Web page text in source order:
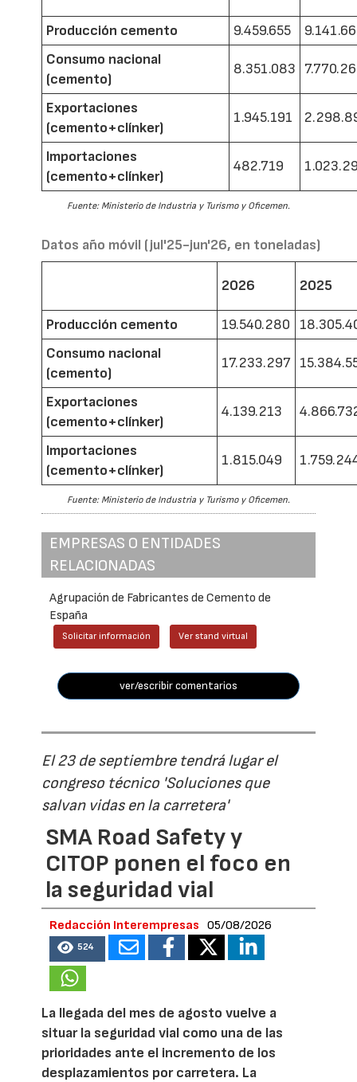
Producción cemento 9.459.655
Consumo nacional
(cemento)
8.351.083
Exportaciones
(cemento+clínker)
1.945.191
Importaciones
(cemento+clínker)
482.719
Fuente: Ministerio de Industria y Turismo y Oficemen.
Datos año móvil (jul'25-jun'26, en toneladas)
2026 2025
Producción cemento 19.540.280
Consumo nacional
(cemento)
17.233.297
Exportaciones
(cemento+clínker)
4.139.213
Importaciones
(cemento+clínker)
1.815.049
Fuente: Ministerio de Industria y Turismo y Oficemen.
EMPRESAS O ENTIDADES
RELACIONADAS
Agrupación de Fabricantes de Cemento de
España
Solicitar información Ver stand virtual
ver/escribir comentarios
El 23 de septiembre tendrá lugar el
congreso técnico 'Soluciones que
salvan vidas en la carretera'
SMA Road Safety y
CITOP ponen el foco en
la seguridad vial
Redacción Interempresas 05/08/2026
524
La llegada del mes de agosto vuelve a
situar la seguridad vial como una de las
prioridades ante el incremento de los
desplazamientos por carretera. La